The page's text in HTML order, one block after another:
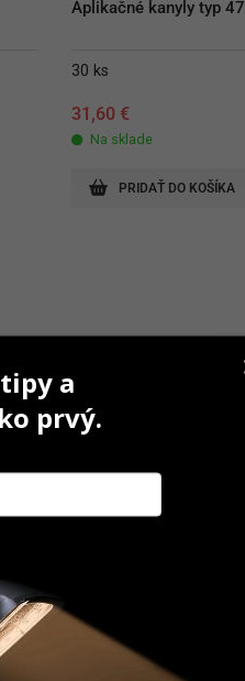
Aplikačné kanyly typ 47
30 ks
31,60 €
Na sklade
PRIDAŤ DO KOŠÍKA
a
prvý.